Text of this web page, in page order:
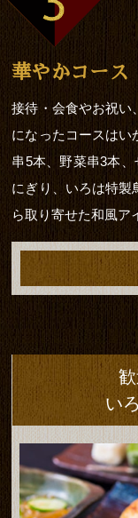
華やかコース
接待・会食やお祝い
になったコースはい
串5本、野菜串3本
にぎり、いろは特製
ら取り寄せた和風ア
い